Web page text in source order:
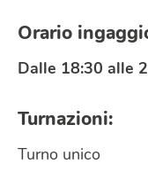
Orario
Dalle 18:30 alle
Turnazioni:
Turno unico